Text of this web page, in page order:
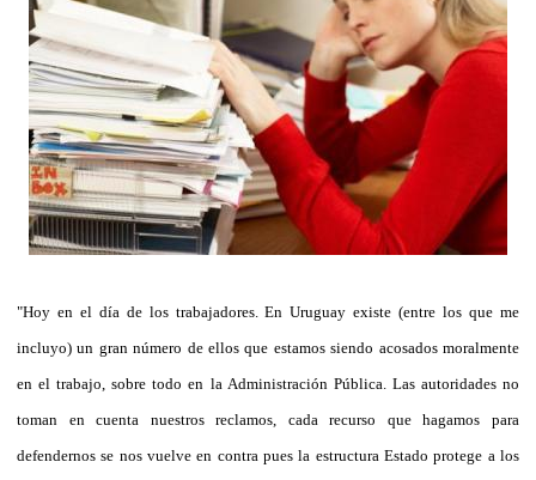
"Hoy en el día de los trabajadores. En Uruguay existe (entre los que me
incluyo) un gran número de ellos que estamos siendo acosados moralmente
en el trabajo, sobre todo en la Administración Pública. Las autoridades no
toman en cuenta nuestros reclamos, cada recurso que hagamos para
defendernos se nos vuelve en contra pues la estructura Estado protege a los